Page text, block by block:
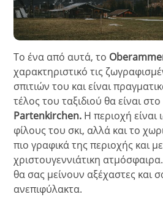
Το ένα από αυτά, το
χαρακτηριστικό τις
σπιτιών του και είναι
τέλος του ταξιδιού θα είναι στο
Partenkirchen. Η περιοχή είναι
φίλους του σκι, αλλά και το
πιο γραφικά της περιοχής και
χριστουγεννιάτικη
θα σας μείνουν αξέχαστες και
ανεπιφύλακτα.